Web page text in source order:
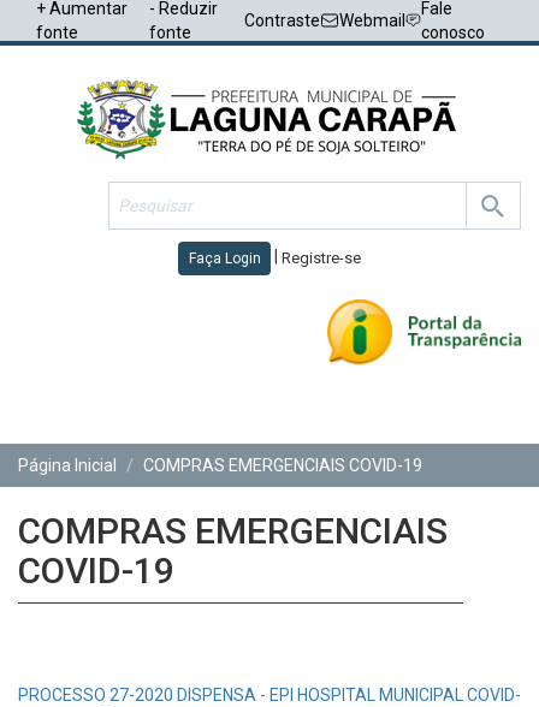
+ Aumentar
fonte
- Reduzir
fonte
Contraste Webmail
Fale
conosco
Faça Login Registre-se
Página Inicial
COMPRAS EMERGENCIAIS COVID-19
COMPRAS EMERGENCIAIS
COVID-19
PROCESSO 27-2020 DISPENSA - EPI HOSPITAL MUNICIPAL COVID-